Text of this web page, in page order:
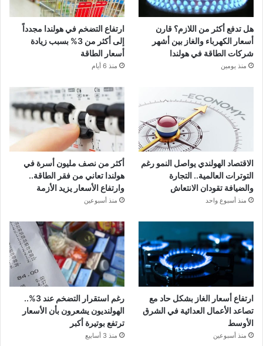
هل تدفع أكثر من اللازم؟ قارن
أسعار الكهرباء والغاز بين أشهر
شركات الطاقة في هولندا
منذ يومين
ارتفاع التضخم في هولندا مجدداً
إلى أكثر من 3% بسبب زيادة
أسعار الطاقة
منذ 6 أيام
الاقتصاد الهولندي يواصل النمو رغم
التوترات العالمية.. التجارة
والضيافة تقودان الانتعاش
منذ أسبوع واحد
أكثر من نصف مليون أسرة في
هولندا تعاني من فقر الطاقة..
وارتفاع الأسعار يزيد الأزمة
منذ أسبوعين
ارتفاع أسعار الغاز بشكل حاد مع
تصاعد الأعمال العدائية في الشرق
الأوسط
منذ أسبوعين
رغم استقرار التضخم عند 3%..
الهولنديون يشعرون بأن الأسعار
ترتفع بوتيرة أكبر
منذ 3 أسابيع